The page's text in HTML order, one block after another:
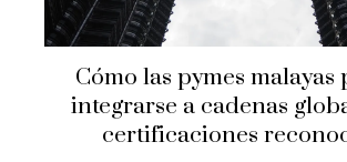
Cómo las pymes malayas
integrarse a cadenas
certificaciones